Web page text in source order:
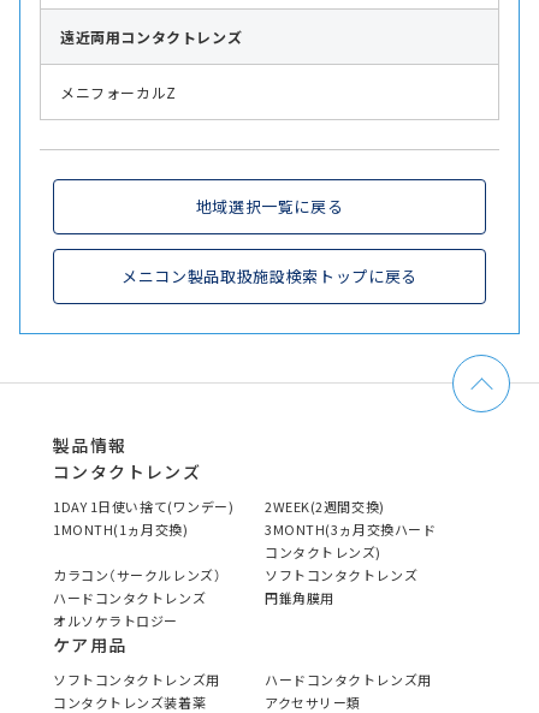
遠近両用コンタクトレンズ
メニフォーカルZ
地域選択一覧に戻る
メニコン製品取扱施設検索トップに戻る
製品情報
コンタクトレンズ
1DAY 1日使い捨て(ワンデー)
2WEEK(2週間交換)
1MONTH(1ヵ月交換)
3MONTH(3ヵ月交換ハード
コンタクトレンズ)
カラコン（サークルレンズ）
ソフトコンタクトレンズ
ハードコンタクトレンズ
円錐角膜用
オルソケラトロジー
ケア用品
ソフトコンタクトレンズ用
ハードコンタクトレンズ用
コンタクトレンズ装着薬
アクセサリー類